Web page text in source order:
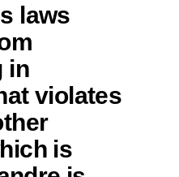
laws
in
violates
is